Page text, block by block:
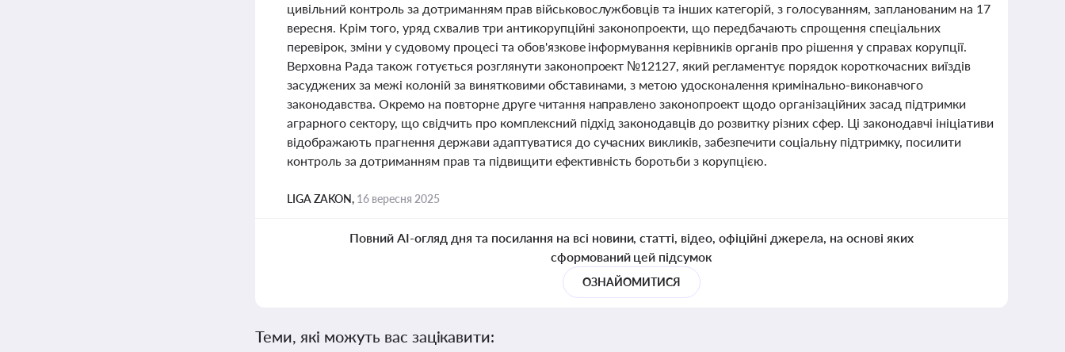
цивільний контроль за дотриманням прав військовослужбовців та інших категорій, з голосуванням, запланованим на 17
вересня. Крім того, уряд схвалив три антикорупційні законопроекти, що передбачають спрощення спеціальних
перевірок, зміни у судовому процесі та обов'язкове інформування керівників органів про рішення у справах корупції.
Верховна Рада також готується розглянути законопроект №12127, який регламентує порядок короткочасних виїздів
засуджених за межі колоній за винятковими обставинами, з метою удосконалення кримінально-виконавчого
законодавства. Окремо на повторне друге читання направлено законопроект щодо організаційних засад підтримки
аграрного сектору, що свідчить про комплексний підхід законодавців до розвитку різних сфер. Ці законодавчі ініціативи
відображають прагнення держави адаптуватися до сучасних викликів, забезпечити соціальну підтримку, посилити
контроль за дотриманням прав та підвищити ефективність боротьби з корупцією.
LIGA ZAKON, 16 вересня 2025
Повний AI-огляд дня та посилання на всі новини, статті, відео, офіційні джерела, на основі яких
сформований цей підсумок
ОЗНАЙОМИТИСЯ
Теми, які можуть вас зацікавити: